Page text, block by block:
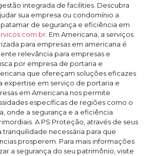
integrada de facilities. Descubra
sua empresa ou condomínio a
de segurança e eficiência em
. Em Americana, a serviços
para empresas em americana é
relevância para empresas e
por empresa de portaria e
que ofereçam soluções eficazes
expertise em serviço de portaria e
em Americana nos permite
específicas de regiões como o
onde a segurança e a eficiência
A PS Proteção, através de seus
tranquilidade necessária para que
prosperem. Para mais informações
a segurança do seu patrimônio, visite